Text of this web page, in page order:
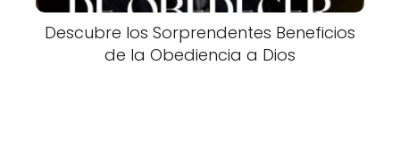
Descubre los Sorprendentes Beneficios
de la Obediencia a Dios